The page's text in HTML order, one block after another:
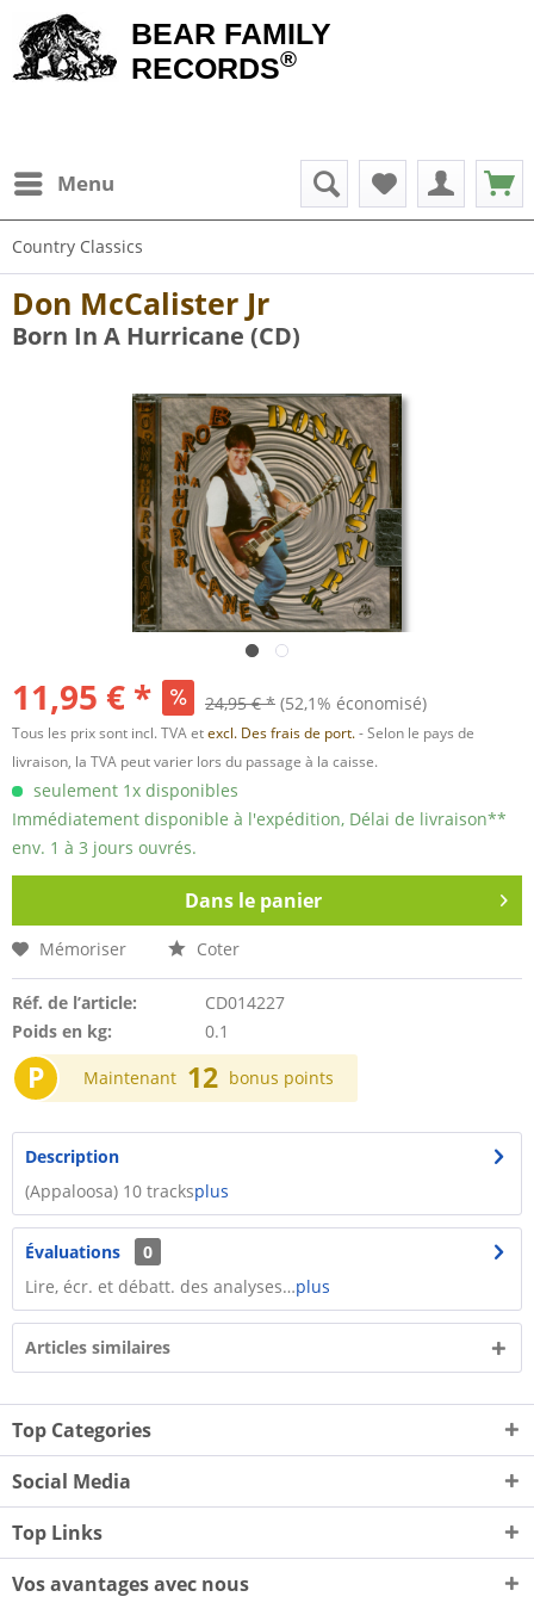
BEAR FAMILY
RECORDS®
Menu
Country Classics
Don McCalister Jr
Born In A Hurricane (CD)
11,95 € * 24,95 € * (52,1% économisé)
Tous les prix sont incl. TVA etexcl. Des frais de port.- Selon le pays de
livraison, la TVA peut varier lors du passage à la caisse.
seulement 1x disponibles
Immédiatement disponible à l'expédition, Délai de livraison**
env. 1 à 3 jours ouvrés.
Dans le panier
Mémoriser Coter
Réf. de l’article:
CD014227
Poids en kg:
0.1
P Maintenant 12 bonus points
Description
(Appaloosa) 10 tracksplus
Évaluations
0
Lire, écr. et débatt. des analyses…plus
Articles similaires
Top Categories
Social Media
Top Links
Vos avantages avec nous